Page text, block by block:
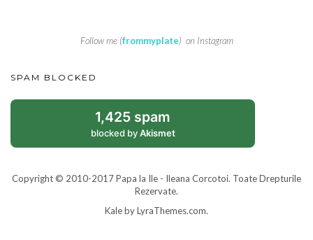
Follow me (frommyplate) on Instagram
SPAM BLOCKED
1,425 spam
blocked byAkismet
Copyright © 2010-2017 Papa la Ile - Ileana Corcotoi. Toate Drepturile
Rezervate.
Kaleby LyraThemes.com.